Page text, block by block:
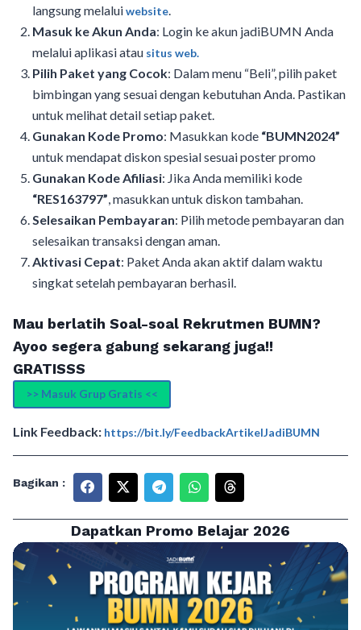
langsung melaluiwebsite
Masuk ke Akun Anda: Login ke akun jadiBUMN Anda
melalui aplikasi atau situs web.
Pilih Paket yang Cocok: Dalam menu “Beli”, pilih paket
bimbingan yang sesuai dengan kebutuhan Anda. Pastikan
untuk melihat detail setiap paket.
Gunakan Kode Promo: Masukkan kode “BUMN2024”
untuk mendapat diskon spesial sesuai poster promo
Gunakan Kode Afiliasi: Jika Anda memiliki kode
“RES163797” , masukkan untuk diskon tambahan.
Selesaikan Pembayaran: Pilih metode pembayaran dan
selesaikan transaksi dengan aman.
Aktivasi Cepat: Paket Anda akan aktif dalam waktu
singkat setelah pembayaran berhasil.
Mau berlatih Soal-soal Rekrutmen BUMN?
Ayoo segera gabung sekarang juga!!
GRATISSS
>> Masuk Grup Gratis <<
Link Feedback: https://bit.ly/FeedbackArtikelJadiBUMN
Bagikan :
Dapatkan Promo Belajar 2026